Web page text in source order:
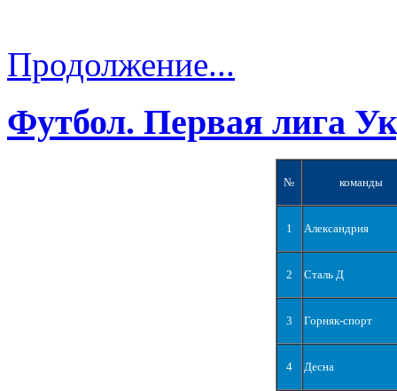
Продолжение...
Футбол. Первая лига
№ команды
1 Александрия
2 Сталь Д
3 Горняк-спорт
4 Десна